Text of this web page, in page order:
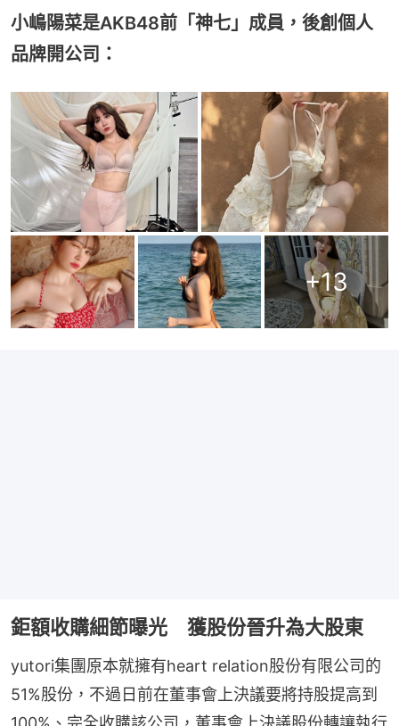
小嶋陽菜是AKB48前「神七」成員，後創個人
品牌開公司：
+13
鉅額收購細節曝光 獲股份晉升為大股東
yutori集團原本就擁有heart relation股份有限公司的
51%股份，不過日前在董事會上決議要將持股提高到